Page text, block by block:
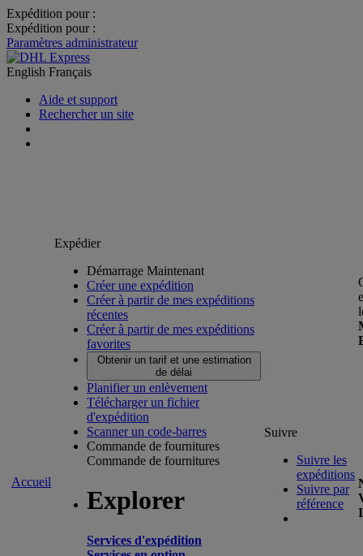
Expédition pour :
Expédition pour :
Paramètres administrateur
English Français
Aide et support
Rechercher un site
Accueil
Expédier
Démarrage Maintenant
Créer une expédition
Créer à partir de mes expéditions
récentes
Créer à partir de mes expéditions
favorites
Obtenir un tarif et une estimation
de délai
Planifier un enlèvement
Télécharger un fichier
d'expédition
Scanner un code-barres
Commande de fournitures
Commande de fournitures
Explorer
Services d'expédition
Suivre
Suivre les
expéditions
Suivre par
référence